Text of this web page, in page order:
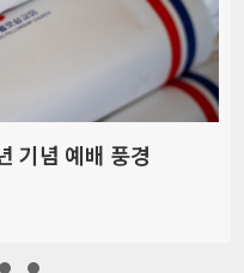
기념 예배 풍경